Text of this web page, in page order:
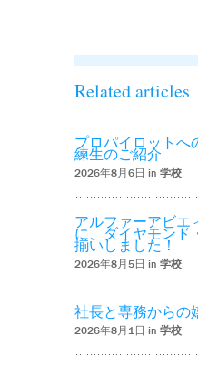
Related articles
プロパイロットへ
練生のご紹介
2026年8月6日 in 学校
アルファーアビエ
に、ダイヤモンド
揃いしました！
2026年8月5日 in 学校
社長と専務からの
2026年8月1日 in 学校